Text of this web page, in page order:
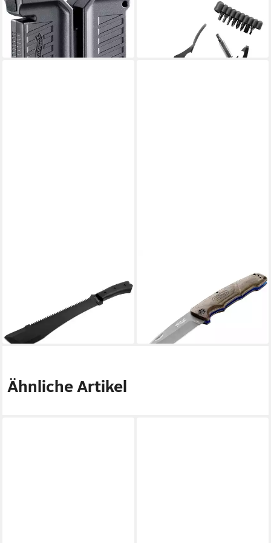
Taschenmesser Keramik-
Messerschleifer 5.0773
15,89 €
lieferbar - in 2-3 Werktagen bei dir
Taschenmesser Outdoor-
Multifunktionsmesser 5.0718
lieferbar - in 2-3 Werktagen bei dir
Forstmesser Gärtnermesser
5.0870 Schwarz
ab 54,33 €
lieferbar - in 2-3 Werktagen bei dir
Outdoormesser 5.0854
lieferbar - in 2-3 Werktagen bei dir
Ähnliche Artikel